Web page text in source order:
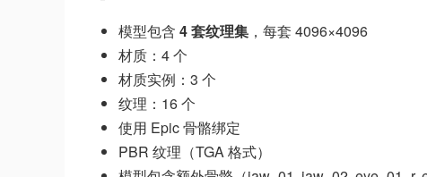
模型包含 4 套纹理集 ，每套 4096×4096
材质：4 个
材质实例：3 个
纹理：16 个
使用 Epic 骨骼绑定
PBR 纹理（TGA 格式）